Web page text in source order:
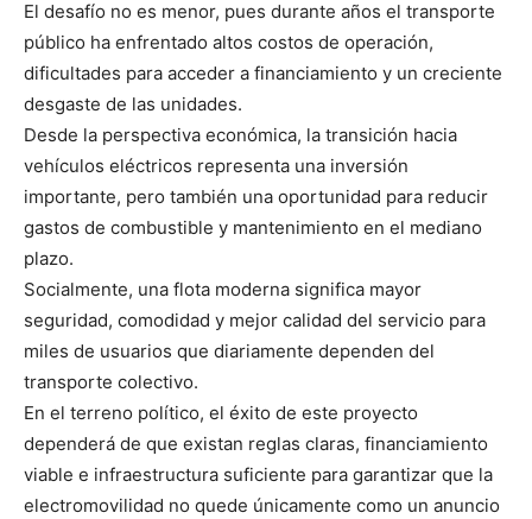
El desafío no es menor, pues durante años el transporte
público ha enfrentado altos costos de operación,
dificultades para acceder a financiamiento y un creciente
desgaste de las unidades.
Desde la perspectiva económica, la transición hacia
vehículos eléctricos representa una inversión
importante, pero también una oportunidad para reducir
gastos de combustible y mantenimiento en el mediano
plazo.
Socialmente, una flota moderna significa mayor
seguridad, comodidad y mejor calidad del servicio para
miles de usuarios que diariamente dependen del
transporte colectivo.
En el terreno político, el éxito de este proyecto
dependerá de que existan reglas claras, financiamiento
viable e infraestructura suficiente para garantizar que la
electromovilidad no quede únicamente como un anuncio